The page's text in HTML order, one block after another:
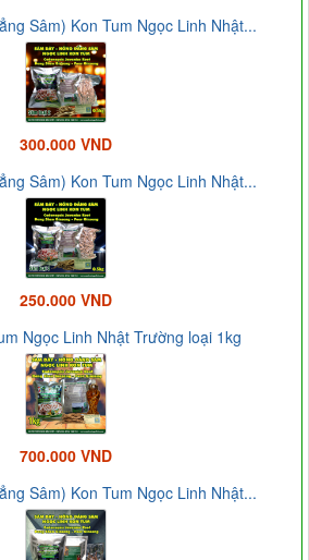
Sâm) Kon Tum Ngọc Linh Nhật...
300.000 VND
Sâm) Kon Tum Ngọc Linh Nhật...
250.000 VND
Ngọc Linh Nhật Trường loại 1kg
700.000 VND
Sâm) Kon Tum Ngọc Linh Nhật...